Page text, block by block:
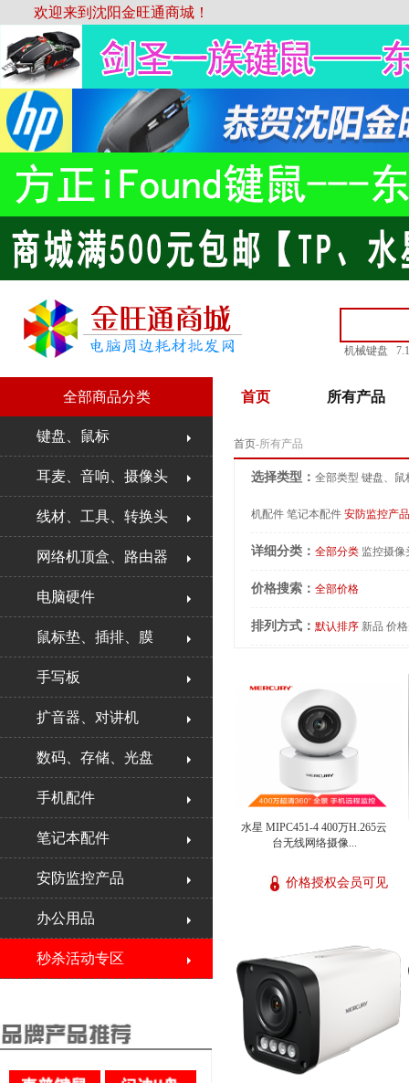
欢迎来到沈阳金旺通商城！
机械键盘
首页 所有产品
全部商品分类
键盘、鼠标
耳麦、音响、摄像头
线材、工具、转换头
网络机顶盒、路由器
电脑硬件
鼠标垫、插排、膜
手写板
扩音器、对讲机
数码、存储、光盘
手机配件
笔记本配件
安防监控产品
办公用品
秒杀活动专区
首页-所有产品
选择类型： 全部类型 键盘、鼠
机配件 笔记本配件 安防监控产品
详细分类： 全部分类 监控摄像
价格搜索： 全部价格
排列方式： 默认排序 新品 价
水星 MIPC451-4 400万H.265云
台无线网络摄像...
价格授权会员可见